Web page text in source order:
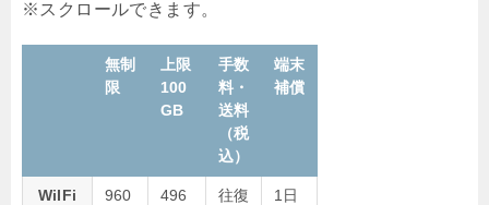
無制
限
上限
100
GB
手数
料・
送料
（税
込）
端末
補償
WiIFi
960
496
往復
1日